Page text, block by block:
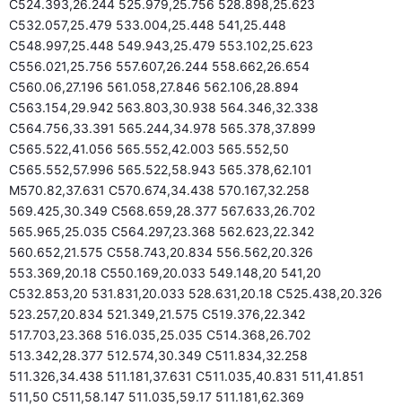
C524.393,26.244 525.979,25.756 528.898,25.623
C532.057,25.479 533.004,25.448 541,25.448
C548.997,25.448 549.943,25.479 553.102,25.623
C556.021,25.756 557.607,26.244 558.662,26.654
C560.06,27.196 561.058,27.846 562.106,28.894
C563.154,29.942 563.803,30.938 564.346,32.338
C564.756,33.391 565.244,34.978 565.378,37.899
C565.522,41.056 565.552,42.003 565.552,50
C565.552,57.996 565.522,58.943 565.378,62.101
M570.82,37.631 C570.674,34.438 570.167,32.258
569.425,30.349 C568.659,28.377 567.633,26.702
565.965,25.035 C564.297,23.368 562.623,22.342
560.652,21.575 C558.743,20.834 556.562,20.326
553.369,20.18 C550.169,20.033 549.148,20 541,20
C532.853,20 531.831,20.033 528.631,20.18 C525.438,20.326
523.257,20.834 521.349,21.575 C519.376,22.342
517.703,23.368 516.035,25.035 C514.368,26.702
513.342,28.377 512.574,30.349 C511.834,32.258
511.326,34.438 511.181,37.631 C511.035,40.831 511,41.851
511,50 C511,58.147 511.035,59.17 511.181,62.369